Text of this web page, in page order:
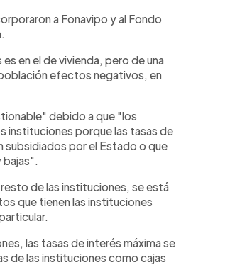
a Fonavipo y al Fondo
en el de vivienda, pero de una
efectos negativos, en
debido a que "los
instituciones porque las tasas de
subsidiados por el Estado o que
bajas".
de las instituciones, se está
que tienen las instituciones
las tasas de interés máxima se
de las instituciones como cajas